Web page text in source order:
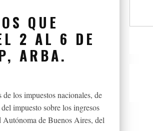
QUE
2 AL 6 DE
ARBA.
los impuestos nacionales, de
impuesto sobre los ingresos
de Buenos Aires, del